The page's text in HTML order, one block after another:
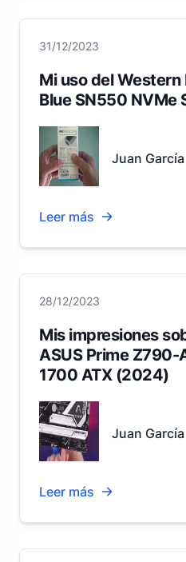
31/12/2023
Mi uso del Western
Blue SN550 NVMe
Juan García
Leer más
28/12/2023
Mis impresiones
ASUS Prime Z790-
1700 ATX (2024)
Juan García
Leer más